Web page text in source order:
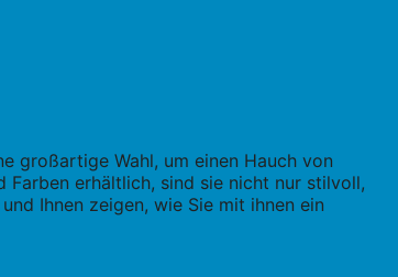
großartige Wahl, um einen Hauch von
Farben erhältlich, sind sie nicht nur stilvoll,
Ihnen zeigen, wie Sie mit ihnen ein